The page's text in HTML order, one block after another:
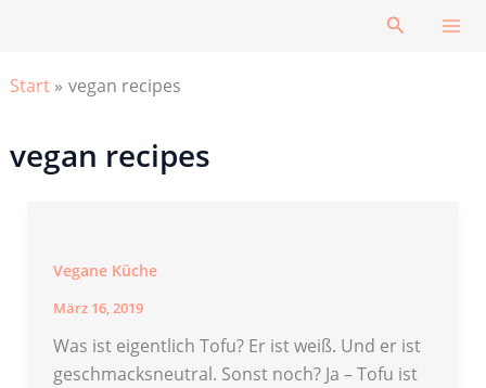
Suchen
Start vegan recipes
vegan recipes
Vegane Küche
März 16, 2019
Was ist eigentlich Tofu? Er ist weiß. Und er ist
geschmacksneutral. Sonst noch? Ja – Tofu ist